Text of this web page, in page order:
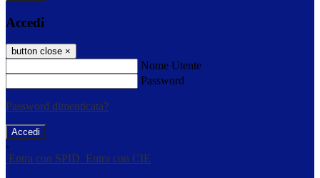
Accedi
button close ×
Nome Utente
Password
Password dimenticata?
-
Entra con SPID Entra con CIE